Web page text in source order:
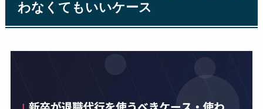
わなくてもいいケース